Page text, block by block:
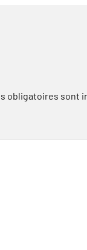
obligatoires sont